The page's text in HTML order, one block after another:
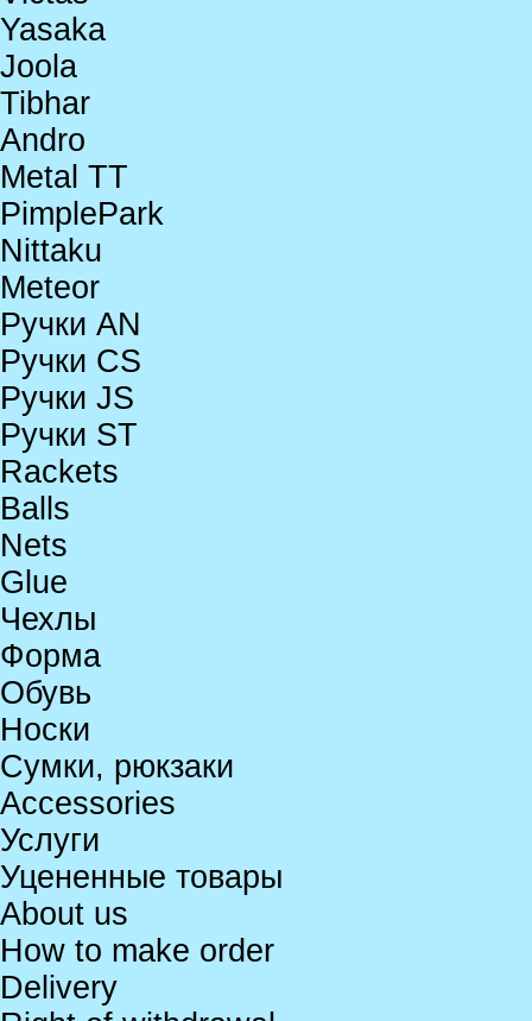
Yasaka
Joola
Tibhar
Andro
Metal TT
PimplePark
Nittaku
Meteor
Ручки AN
Ручки CS
Ручки JS
Ручки ST
Rackets
Balls
Nets
Glue
Чехлы
Форма
Обувь
Носки
Сумки, рюкзаки
Accessories
Услуги
Уцененные товары
About us
How to make order
Delivery